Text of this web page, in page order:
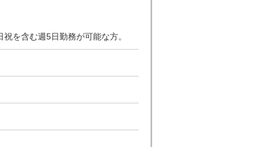
を含む週5日勤務が可能な方。